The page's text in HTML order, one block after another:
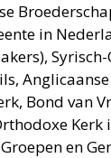
in
Bond van
en